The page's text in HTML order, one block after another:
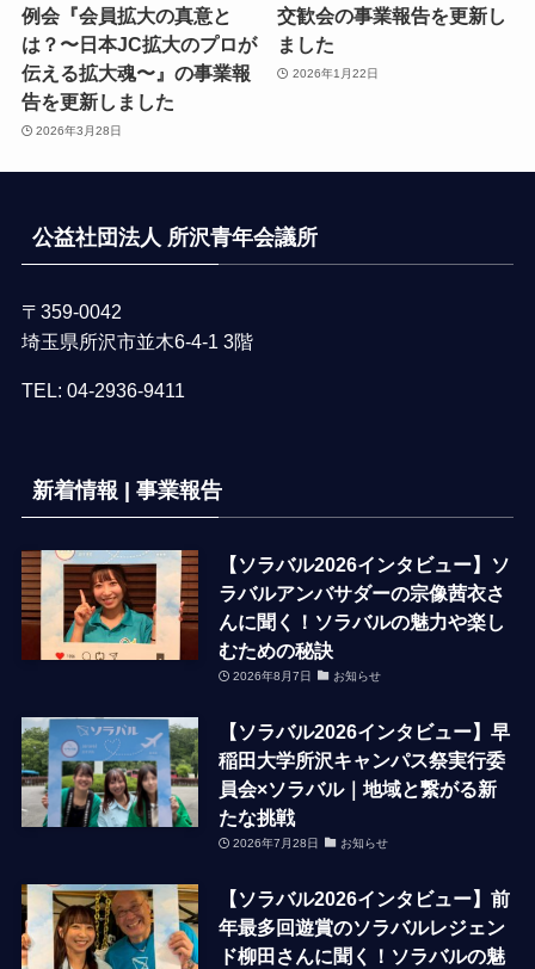
例会『会員拡大の真意と
は？〜日本JC拡大のプロが
伝える拡大魂〜』の事業報
告を更新しました
2026年3月28日
交歓会の事業報告を更新し
ました
2026年1月22日
公益社団法人 所沢青年会議所
〒359-0042
埼玉県所沢市並木6-4-1 3階
TEL: 04-2936-9411
新着情報 | 事業報告
【ソラバル2026インタビュー】ソ
ラバルアンバサダーの宗像茜衣さ
んに聞く！ソラバルの魅力や楽し
むための秘訣
2026年8月7日 お知らせ
【ソラバル2026インタビュー】早
稲田大学所沢キャンパス祭実行委
員会×ソラバル｜地域と繋がる新
たな挑戦
2026年7月28日 お知らせ
【ソラバル2026インタビュー】前
年最多回遊賞のソラバルレジェン
ド柳田さんに聞く！ソラバルの魅